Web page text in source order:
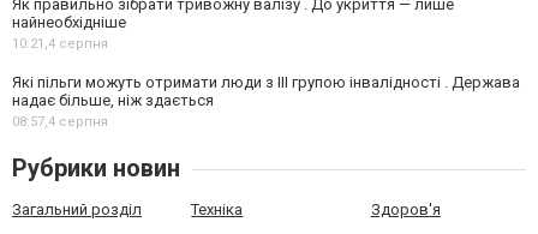
Як правильно зібрати тривожну валізу . До укриття — лише
найнеобхідніше
10:21,4 серпня
Які пільги можуть отримати люди з III групою інвалідності . Держава
надає більше, ніж здається
08:57,4 серпня
Рубрики новин
Загальний розділ Техніка Здоров'я